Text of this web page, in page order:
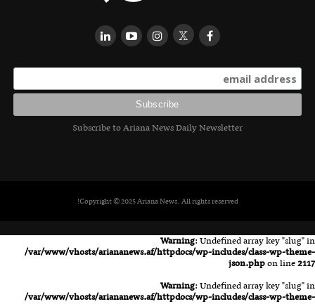
Subscribe to Ariana News Daily Newsletter
Copyright © 2025 Ariana News. All rights reserved!
Warning: Undefined array key "slug" in
/var/www/vhosts/ariananews.af/httpdocs/wp-includes/class-wp-theme-
json.phpon line2117
Warning: Undefined array key "slug" in
/var/www/vhosts/ariananews.af/httpdocs/wp-includes/class-wp-theme-